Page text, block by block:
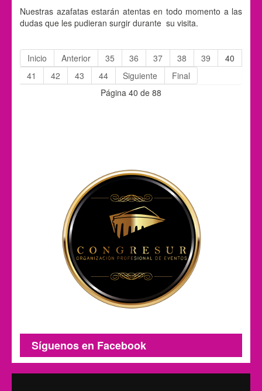
Nuestras azafatas estarán atentas en todo momento a las
dudas que les pudieran surgir durante su visita.
Inicio Anterior 35 36 37 38 39
40
41
42 43 44 Siguiente
Final
Página 40 de 88
Síguenos en Facebook